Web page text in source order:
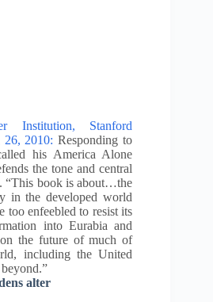
Institution, Stanford
26, 2010:Responding to
his America Alone
the tone and central
“This book is about…the
in the developed world
too enfeebled to resist its
into Eurabia and
the future of much of
including the United
alter